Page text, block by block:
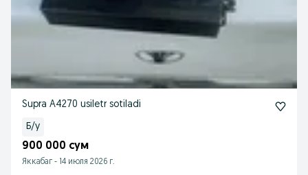
Supra A4270 usiletr sotiladi
Б/у
900 000 сум
Яккабаг - 14 июля 2026 г.